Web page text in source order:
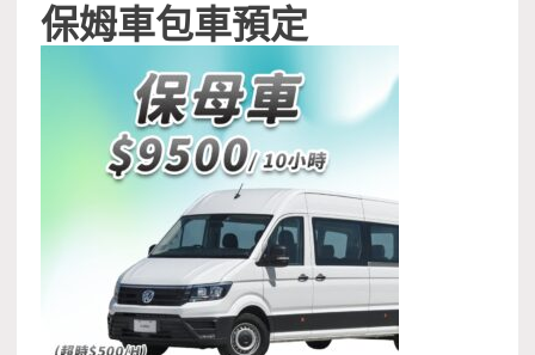
保姆車包車預定